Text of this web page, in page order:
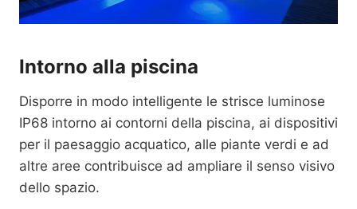
Intorno alla piscina
Disporre in modo intelligente le strisce luminose
IP68 intorno ai contorni della piscina, ai dispositivi
per il paesaggio acquatico, alle piante verdi e ad
altre aree contribuisce ad ampliare il senso visivo
dello spazio.